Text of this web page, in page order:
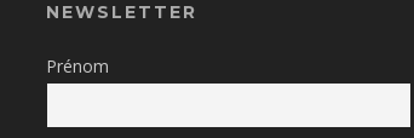
NEWSLETTER
Prénom